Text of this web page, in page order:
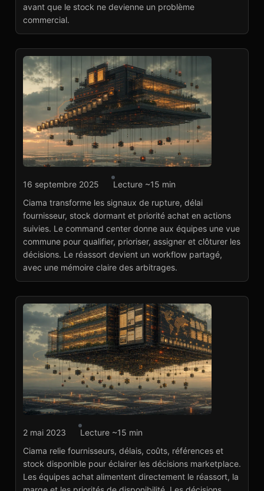
avant que le stock ne devienne un problème
commercial.
Agence marketplace
Ciama : command
center de réassort
marketplace
Voir le projet→
16 septembre 2025
Lecture ~15 min
Ciama transforme les signaux de rupture, délai
fournisseur, stock dormant et priorité achat en actions
suivies. Le command center donne aux équipes une vue
commune pour qualifier, prioriser, assigner et clôturer les
décisions. Le réassort devient un workflow partagé,
avec une mémoire claire des arbitrages.
Agence marketplace
fournisseurs et achats
Voir le projet→
2 mai 2023
Lecture ~15 min
Ciama relie fournisseurs, délais, coûts, références et
stock disponible pour éclairer les décisions marketplace.
Les équipes achat alimentent directement le réassort, la